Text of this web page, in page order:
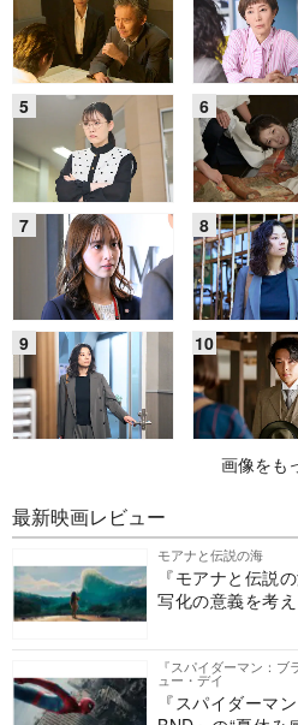
画像をも
最新映画レビュー
モアナと伝説の海
『モアナと伝説
写化の意義を考
『スパイダーマン：ブ
ュー・デイ
『スパイダーマン